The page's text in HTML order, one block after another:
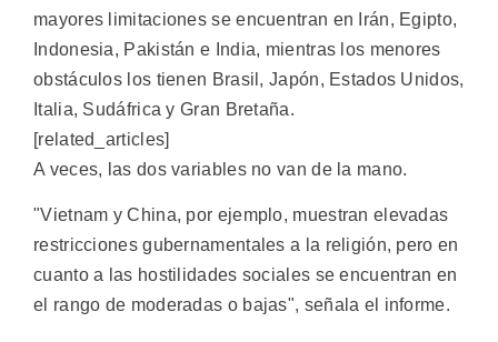
mayores limitaciones se encuentran en Irán, Egipto,
Indonesia, Pakistán e India, mientras los menores
obstáculos los tienen Brasil, Japón, Estados Unidos,
Italia, Sudáfrica y Gran Bretaña.
[related_articles]
A veces, las dos variables no van de la mano.
"Vietnam y China, por ejemplo, muestran elevadas
restricciones gubernamentales a la religión, pero en
cuanto a las hostilidades sociales se encuentran en
el rango de moderadas o bajas", señala el informe.